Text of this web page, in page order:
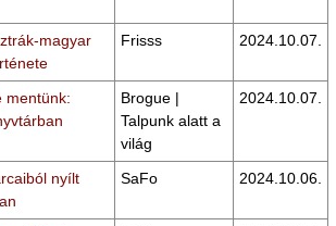
magyar
Frisss 2024.10.07.
mentünk:
Brogue |
Talpunk alatt a
világ
2024.10.07.
nyílt
SaFo 2024.10.06.